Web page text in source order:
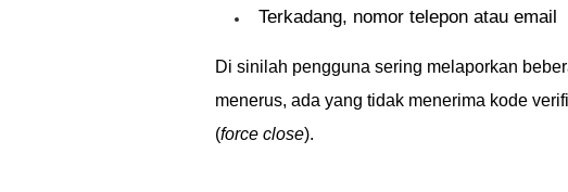
Terkadang, nomor telepon atau email
Di sinilah pengguna sering melaporkan
menerus, ada yang tidak menerima kode
(force close).